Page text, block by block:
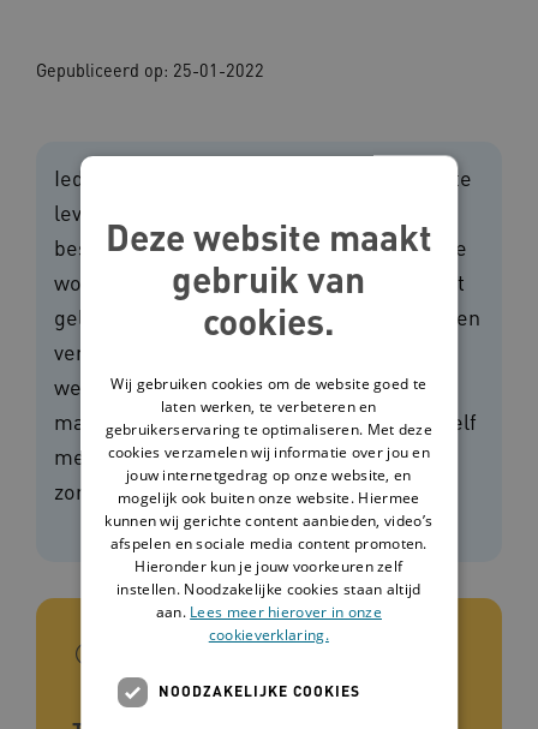
Gepubliceerd op: 25-01-2022
Ieder mens heeft het recht om in vrijheid te
leven en eigen keuzes te maken. Zelf
beslissen hoe je je dag doorbrengt, waar je
woont en naar welke muziek je luistert. Dit
geldt ook voor mensen met dementie of een
verstandelijke beperking. Ze hebben
weliswaar zorg en ondersteuning nodig,
maar dat is bij voorkeur de zorg waar ze zelf
mee instemmen. Daar maken de cliënt en
zorgaanbieder samen afspraken over.
In het kort
Deze website maakt
gebruik van
cookies.
Wij gebruiken cookies om de website goed te
laten werken, te verbeteren en
gebruikerservaring te optimaliseren. Met deze
cookies verzamelen wij informatie over jou en
jouw internetgedrag op onze website, en
mogelijk ook buiten onze website. Hiermee
kunnen wij gerichte content aanbieden, video’s
afspelen en sociale media content promoten.
Hieronder kun je jouw voorkeuren zelf
instellen. Noodzakelijke cookies staan altijd
aan. Lees meer hierover in onze
cookieverklaring.
NOODZAKELIJKE COOKIES